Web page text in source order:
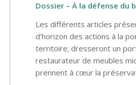
Dossier – À la défense du
Les différents articles
d’horizon des actions à la
territoire; dresseront un
restaurateur de meubles
prennent à cœur la